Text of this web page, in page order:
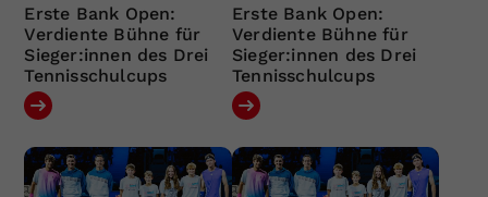
Erste Bank Open:
Verdiente Bühne für
Sieger:innen des Drei
Tennisschulcups
Erste Bank Open:
Verdiente Bühne für
Sieger:innen des Drei
Tennisschulcups